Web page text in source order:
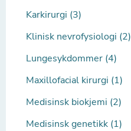
Karkirurgi (3)
Klinisk nevrofysiologi (2)
Lungesykdommer (4)
Maxillofacial kirurgi (1)
Medisinsk biokjemi (2)
Medisinsk genetikk (1)